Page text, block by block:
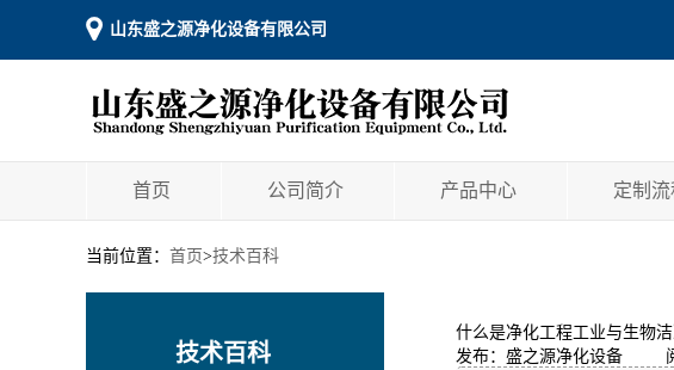
山东盛之源净化设备有限公司
首页 公司简介 产品中心 定制流
当前位置： 首页>技术百科
技术百科
什么是净化工程工业与生物洁
发布：盛之源净化设备